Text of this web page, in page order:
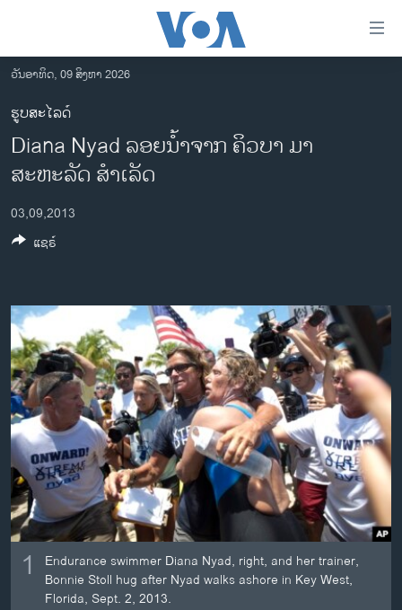
ເຂົ້າ
ຫາ
ຂ້າມ
ຂ້າມ
ຂ້າມ
ໄປ
ຫາ
ຊອກ
ລາວ
ອາເມຣິກາ
ຂ່າວ​ຈີນ
ອິດສະຫຼະພາບດ້ານການຂ່າວ
ຊີວິດຊາວລາວ
ຊຸມຊົນຊາວລາວ
ວິທະຍາສາດ-ເທັກໂນໂລຈີ
ທຸລະກິດ
ພາສາອັງກິດ
ວີດີໂອ
ສຽງ
ລາຍການກະຈາຍສຽງ
ຕິດຕາມພວກເຮົາ ທີ່
ວັນອາທິດ, 09 ສິງຫາ 2026
ຮູບສະໄລດ໌
Diana Nyad ລອຍນໍ້າຈາກ ຄິວບາ ມາ
ສະຫະລັດ ສໍາເລັດ
03,09,2013
1
Endurance swimmer Diana Nyad, right, and her trainer,
Bonnie Stoll hug after Nyad walks ashore in Key West,
Florida, Sept. 2, 2013.
ແຊຣ໌